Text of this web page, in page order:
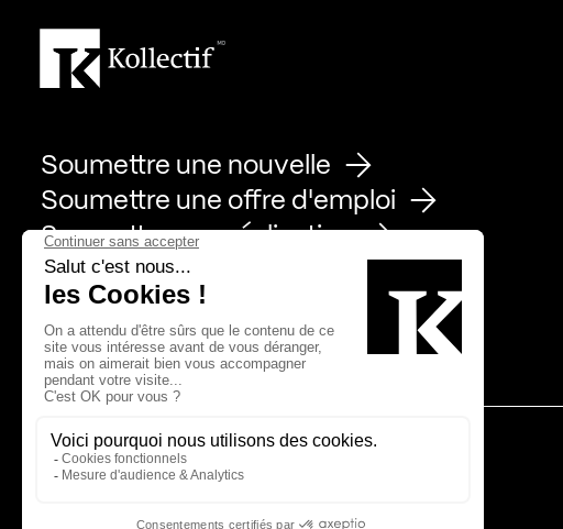
Soumettre une nouvelle
Soumettre une offre d'emploi
Soumettre une réalisation
Page Facebook de Kollectif
Page Instagram de Kollectif
Page Linkedin de Kollectif
Partenaires